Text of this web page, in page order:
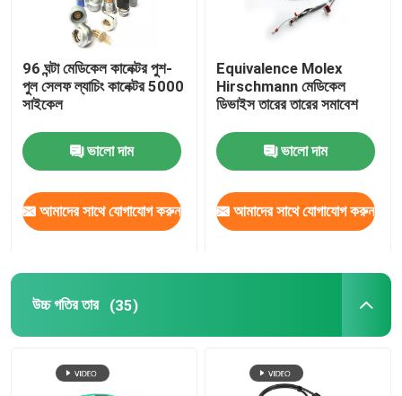
96 ঘন্টা মেডিকেল কানেক্টর পুশ-
পুল সেলফ ল্যাচিং কানেক্টর 5000
সাইকেল
ভালো দাম
আমাদের সাথে যোগাযোগ করুন
Equivalence Molex
Hirschmann মেডিকেল
ডিভাইস তারের তারের সমাবেশ
ভালো দাম
আমাদের সাথে যোগাযোগ করুন
উচ্চ গতির তার (35)